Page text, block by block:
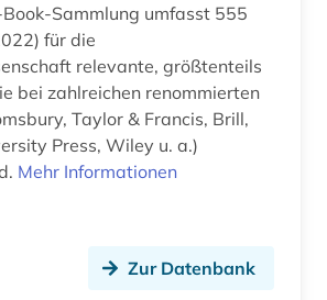
american anthropological association (1)
american indian movement (1)
amerika + schwarze (1)
Sammlung umfasst 555
für die
relevante, größtenteils
bei zahlreichen renommierten
Taylor & Francis, Brill,
Press, Wiley u. a.)
Mehr Informationen
Zur Datenbank